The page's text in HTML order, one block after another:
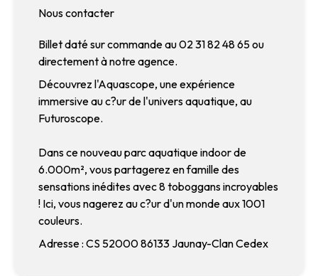
Nous contacter
Billet daté sur commande au 02 31 82 48 65 ou
directement à notre agence.
Découvrez l'Aquascope, une expérience
immersive au c?ur de l'univers aquatique, au
Futuroscope.
Dans ce nouveau parc aquatique indoor de
6.000m², vous partagerez en famille des
sensations inédites avec 8 toboggans incroyables
! Ici, vous nagerez au c?ur d'un monde aux 1001
couleurs.
Adresse : CS 52000 86133 Jaunay-Clan Cedex